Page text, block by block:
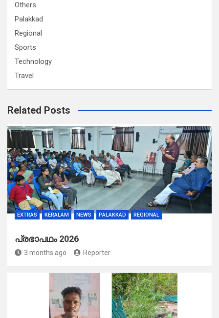
Others
Palakkad
Regional
Sports
Technology
Travel
Related Posts
EXTRAS KERALAM NEWS PALAKKAD REGIONAL
പ്രഭാപഥം 2026
3 months ago Reporter